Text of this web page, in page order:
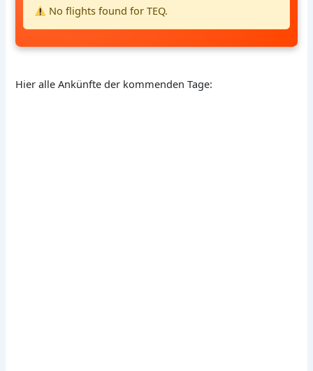
No flights found for TEQ.
Hier alle Ankünfte der kommenden Tage: